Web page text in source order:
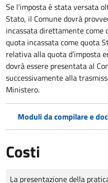
Se l'imposta è stata versata
Stato, il Comune dovrà
incassata direttamente come
quota incassata come quota
relativa alla quota d’imposta
dovrà essere presentata al
successivamente alla
Ministero.
Moduli da compilare e
Costi
Tipo di pagamento
Importo
La presentazione della